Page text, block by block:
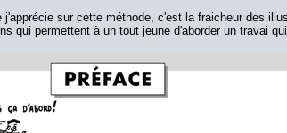
j'apprécie sur cette méthode, c'est la fraicheur des
qui permettent à un tout jeune d'aborder un travai